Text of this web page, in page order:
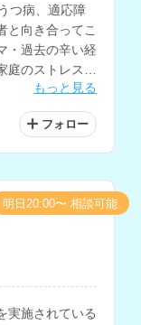
つ病、適応障
と向き合ってこ
・過去の辛い経
のストレス、
悩みの相談等も
もっと見る
フォロー
実施されている
明日20:00〜 相談可能